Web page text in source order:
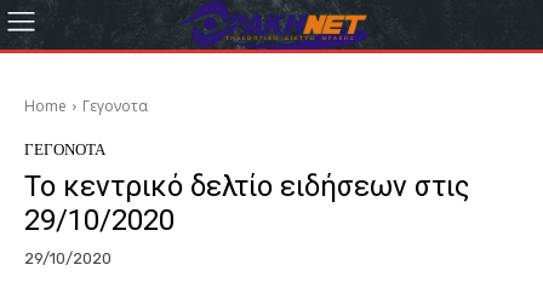
Home Γεγονοτα
ΓΕΓΟΝΟΤΑ
Το κεντρικό δελτίο ειδήσεων στις
29/10/2020
29/10/2020